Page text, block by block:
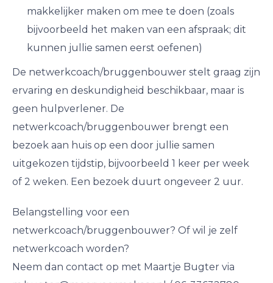
makkelijker maken om mee te doen (zoals
bijvoorbeeld het maken van een afspraak; dit
kunnen jullie samen eerst oefenen)
De netwerkcoach/bruggenbouwer stelt graag zijn
ervaring en deskundigheid beschikbaar, maar is
geen hulpverlener. De
netwerkcoach/bruggenbouwer brengt een
bezoek aan huis op een door jullie samen
uitgekozen tijdstip, bijvoorbeeld 1 keer per week
of 2 weken. Een bezoek duurt ongeveer 2 uur.
Belangstelling voor een
netwerkcoach/bruggenbouwer? Of wil je zelf
netwerkcoach worden?
Neem dan contact op met Maartje Bugter via